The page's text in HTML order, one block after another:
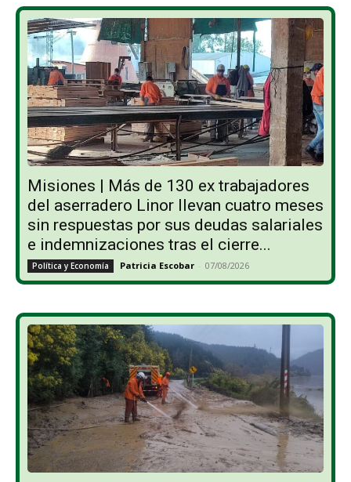
Misiones | Más de 130 ex trabajadores
del aserradero Linor llevan cuatro meses
sin respuestas por sus deudas salariales
e indemnizaciones tras el cierre...
Política y Economía Patricia Escobar - 07/08/2026